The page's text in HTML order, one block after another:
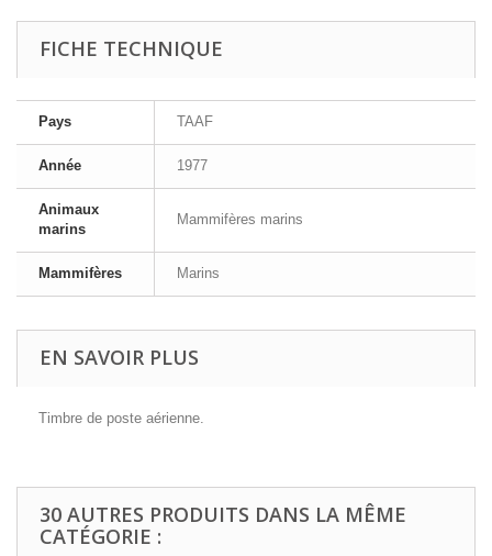
FICHE TECHNIQUE
Pays TAAF
Année 1977
Animaux
marins
Mammifères marins
Mammifères Marins
EN SAVOIR PLUS
Timbre de poste aérienne.
30 AUTRES PRODUITS DANS LA MÊME
CATÉGORIE :